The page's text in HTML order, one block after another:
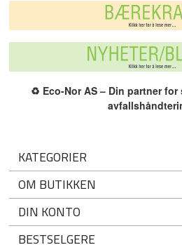
♻️ Eco-Nor AS – Din partner
KATEGORIER
OM BUTIKKEN
DIN KONTO
BESTSELGERE